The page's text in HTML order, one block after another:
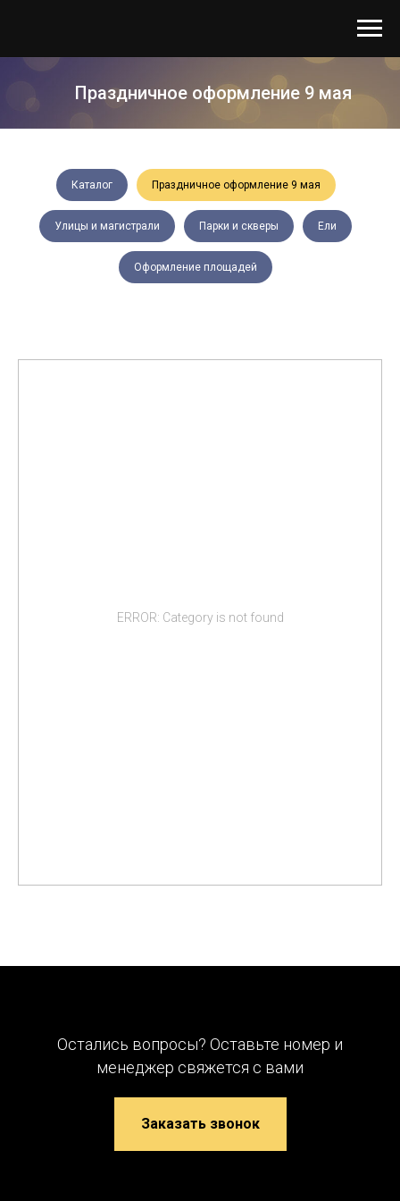
Праздничное оформление 9 мая
Каталог Праздничное оформление 9 мая
Улицы и магистрали Парки и скверы Ели
Оформление площадей
ERROR: Category is not found
Остались вопросы? Оставьте номер и
менеджер свяжется с вами
Заказать звонок